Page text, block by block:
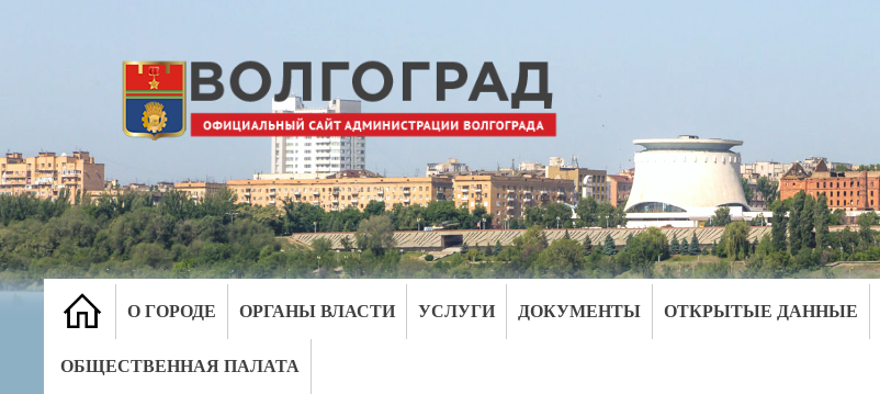
О ГОРОДЕ ОРГАНЫ ВЛАСТИ УСЛУГИ ДОКУМЕНТЫ ОТКРЫТЫЕ ДАННЫЕ
ОБЩЕСТВЕННАЯ ПАЛАТА